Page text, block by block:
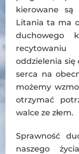
kierowane są
Litania ta ma
duchowego
oddzielenia
serca na
możemy
otrzymać
walce ze złem.
Sprawność
naszego